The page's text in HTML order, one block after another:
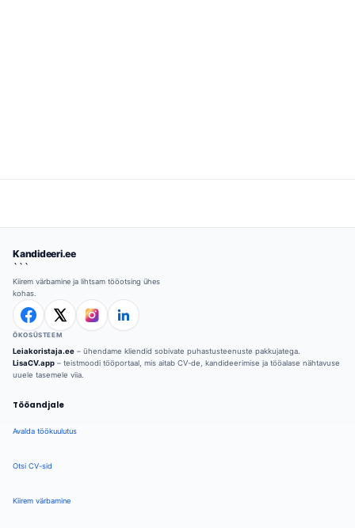
Kandideeri.ee
```
Kiirem värbamine ja lihtsam tööotsing ühes
kohas.
ÖKOSÜSTEEM
Leiakoristaja.ee – ühendame kliendid sobivate puhastusteenuste pakkujatega.
LisaCV.app – teistmoodi tööportaal, mis aitab CV-de, kandideerimise ja tööalase nähtavuse
uuele tasemele viia.
Tööandjale
Avalda töökuulutus
Otsi CV-sid
Kiirem värbamine